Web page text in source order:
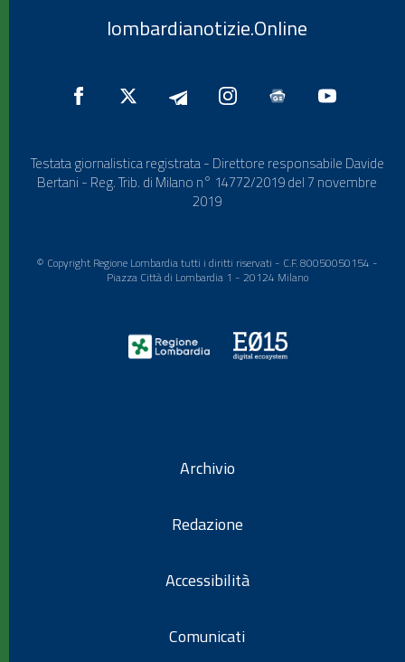
lombardianotizie.Online
Testata giornalistica registrata - Direttore responsabile Davide
Bertani - Reg. Trib. di Milano n° 14772/2019 del 7 novembre
2019
© Copyright Regione Lombardia tutti i diritti riservati - C.F. 80050050154 -
Piazza Città di Lombardia 1 - 20124 Milano
Archivio
Redazione
Accessibilità
Comunicati